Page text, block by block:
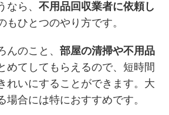
なら、 不用品回収業者に依頼し
もひとつのやり方です。
んのこと、 部屋の清掃や不用品
めてしてもらえるので、短時間
れいにすることができます。大
場合には特におすすめです。